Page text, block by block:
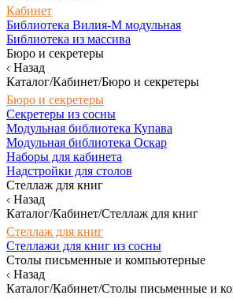
Кабинет
Библиотека Вилия-М модульная
Библиотека из массива
Бюро и секретеры
Назад
Каталог/Кабинет/Бюро и секретеры
Бюро и секретеры
Секретеры из сосны
Модульная библиотека Купава
Модульная библиотека Оскар
Наборы для кабинета
Надстройки для столов
Стеллаж для книг
Назад
Каталог/Кабинет/Стеллаж для книг
Стеллаж для книг
Стеллажи для книг из сосны
Столы письменные и компьютерные
Назад
Каталог/Кабинет/Столы письменные и